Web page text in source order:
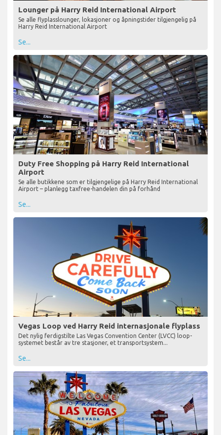
Lounger på Harry Reid International Airport
Se alle flyplasslounger, lokasjoner og åpningstider tilgjengelig på
Harry Reid International Airport
Se...
Duty Free Shopping på Harry Reid International
Airport
Se alle butikkene som er tilgjengelige på Harry Reid International
Airport – planlegg taxfree-handelen din på forhånd
Se...
Vegas Loop ved Harry Reid internasjonale flyplass
Det nylig ferdigstilte Las Vegas Convention Center (LVCC) loop-
systemet består av tre stasjoner, et transportsystem...
Se...